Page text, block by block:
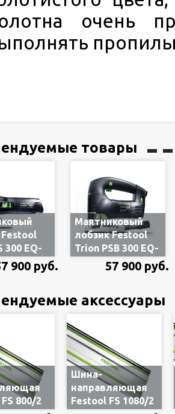
очень
товары
300 EQ-
576041, в
900 руб.
Маятниковый
лобзик Festool
Trion PSB 300 EQ-
561453/576047, в
57 900 руб.
аксессуары
800/2
Шина-
направляющая
Festool FS 1080/2